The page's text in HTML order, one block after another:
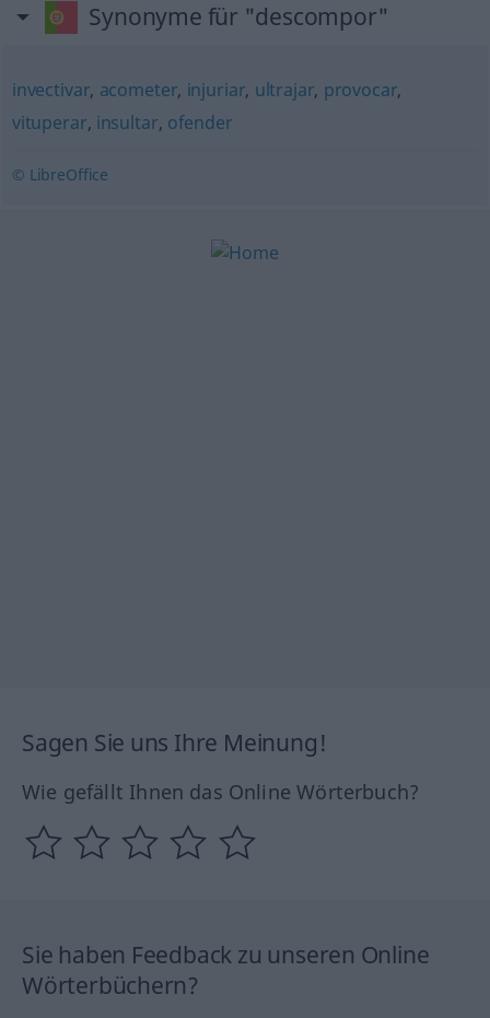
Synonyme für "descompor"
invectivar, acometer, injuriar, ultrajar, provocar,
vituperar, insultar, ofender
© LibreOffice
Sagen Sie uns Ihre Meinung!
Wie gefällt Ihnen das Online Wörterbuch?
Sie haben Feedback zu unseren Online
Wörterbüchern?